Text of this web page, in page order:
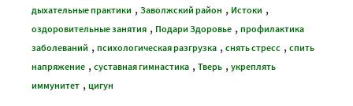
дыхательные практики , Заволжский район , Истоки ,
оздоровительные занятия , Подари Здоровье , профилактика
заболеваний , психологическая разгрузка , снять стресс , спить
напряжение , суставная гимнастика , Тверь , укреплять
иммунитет , цигун